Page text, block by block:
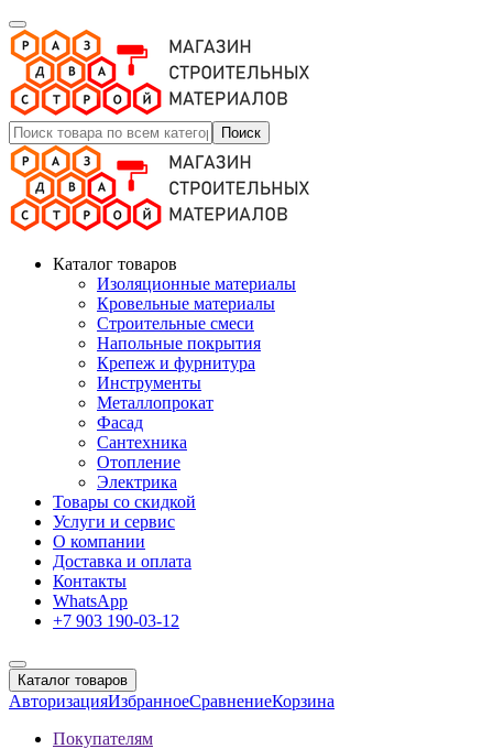
Поиск
Каталог товаров
Изоляционные материалы
Кровельные материалы
Строительные смеси
Напольные покрытия
Крепеж и фурнитура
Инструменты
Металлопрокат
Фасад
Сантехника
Отопление
Электрика
Товары со скидкой
Услуги и сервис
О компании
Доставка и оплата
Контакты
WhatsApp
+7 903 190-03-12
Каталог товаров
АвторизацияИзбранноеСравнениеКорзина
Покупателям